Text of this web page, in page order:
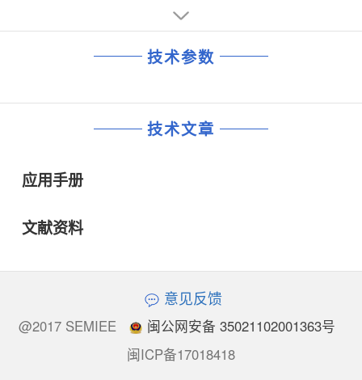
技术参数
技术文章
应用手册
文献资料
意见反馈
@2017 SEMIEE
闽公网安备 35021102001363号
闽ICP备17018418